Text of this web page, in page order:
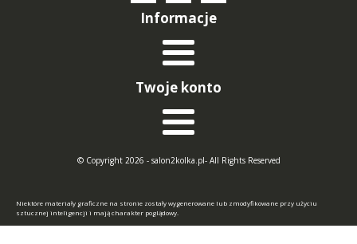
Informacje
Twoje konto
© Copyright 2026 - salon2kolka.pl- All Rights Reserved
Niektóre materiały graficzne na stronie zostały wygenerowane lub zmodyfikowane przy użyciu
sztucznej inteligencji i mają charakter poglądowy.